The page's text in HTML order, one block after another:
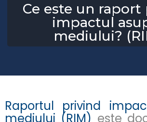
Ce este un raport
impactul
mediului?
Raportul privind
mediului (RIM) este